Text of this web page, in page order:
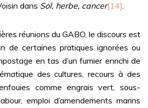
dans Sol, herbe, cancer[14].
réunions du GABO, le discours est
de certaines pratiques ignorées ou
en tas d’un fumier enrichi de
des cultures, recours à des
comme engrais vert, sous-
emploi d’amendements marins